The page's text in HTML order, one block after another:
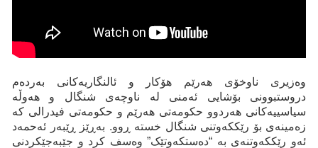
وەزیری ناوخۆی هەرێم هۆکار و ئالنگاریەكانی بەردەم
دروستبوونی بۆشایی ئەمنی لە ناوچەی شنگال و هەوڵە
سیاسییەکانی هەردوو حکومەتی هەرێم و حكومەتی فیدرالی کە
زەمینەی بۆ رێککەوتنی شنگال خستە ڕوو. بەڕێز ڕێبەر ئەحمەد
ئەو رێککەوتنەی بە “دەستکەوتێک” وەسف کرد و جێبەجێکردنی